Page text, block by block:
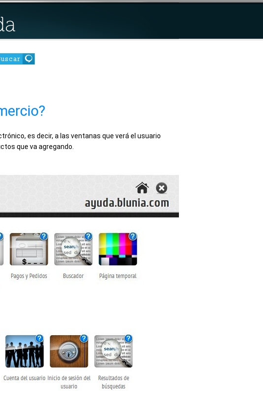
es decir, a las ventanas que verá el usuario
que va agregando.